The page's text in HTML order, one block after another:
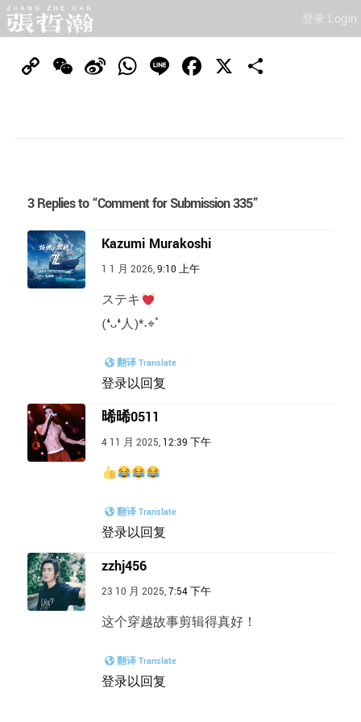
登录 Login
CopyWeChat
SinaWhatsApp
Line Facebook
X
3 Replies to “Comment for Submission 335”
Kazumi Murakoshi
1 1 月 2026,9:10 上午
ステキ
(❛ᴗ❛人)*˖⌖ﾟ
翻译 Translate
登录以回复
晞晞0511
4 11 月 2025, 12:39 下午
翻译 Translate
登录以回复
zzhj456
23 10 月 2025,7:54 下午
这个穿越故事剪辑得真好！
翻译 Translate
登录以回复